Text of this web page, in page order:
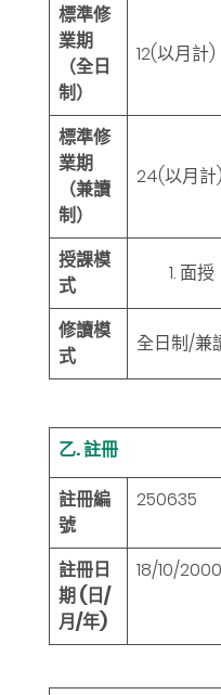
標準修
業期
（全日
制）
12(以月計)
標準修
業期
（兼讀
制）
24(以月計)
授課模
式
面授
修讀模
式
全日制/兼
乙. 註冊
註冊編
號
250635
註冊日
期 (日/
月/年)
18/10/2000